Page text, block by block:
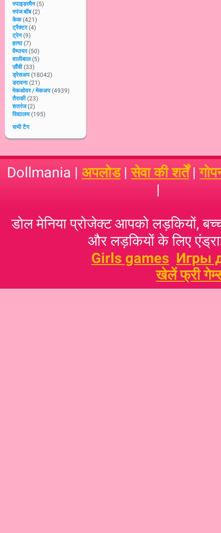
स्पाइडरमैन (5)
स्पंज बॉब (2)
केक (421)
ट्रैक्टर (4)
ट्रेन (9)
हत्या (7)
वैम्पायर (50)
वालीबाल (5)
ज़ौंबी (33)
ड्रेसअप (18042)
डरावना (21)
मेकओवर / मेकअप (4939)
तैराकी (23)
शतरंज (2)
विद्यालय (195)
सभी टैग
Dollmania | अपलोड|सेवा की शर्तें|
|
डोल मेनिया प्रोजेक्ट आपको लड़कियों,
और लड़कियों के लिए
Girls games Игры
खेलें फ्री